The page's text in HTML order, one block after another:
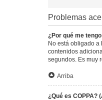
Problemas
¿Por qué me
No está obligado
contenidos
segundos. Es muy
Arriba
¿Qué es COPPA?